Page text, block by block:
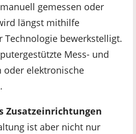
gemessen oder
längst mithilfe
Technologie bewerkstelligt.
Mess- und
oder elektronische
Zusatzeinrichtungen
ist aber nicht nur